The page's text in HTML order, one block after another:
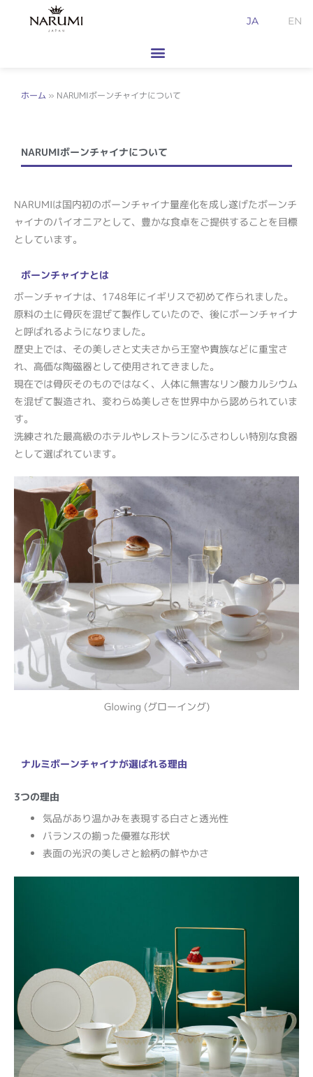
JA EN
ホーム » NARUMIボーンチャイナについて
NARUMIボーンチャイナについて
NARUMIは国内初のボーンチャイナ量産化を成し遂げたボーンチ
ャイナのパイオニアとして、豊かな食卓をご提供することを目標
としています。
ボーンチャイナとは
ボーンチャイナは、1748年にイギリスで初めて作られました。
原料の土に骨灰を混ぜて製作していたので、後にボーンチャイナ
と呼ばれるようになりました。
歴史上では、その美しさと丈夫さから王室や貴族などに重宝さ
れ、高価な陶磁器として使用されてきました。
現在では骨灰そのものではなく、人体に無害なリン酸カルシウム
を混ぜて製造され、変わらぬ美しさを世界中から認められていま
す。
洗練された最高級のホテルやレストランにふさわしい特別な食器
として選ばれています。
Glowing (グローイング)
ナルミボーンチャイナが選ばれる理由
3つの理由
気品があり温かみを表現する白さと透光性
バランスの揃った優雅な形状
表面の光沢の美しさと絵柄の鮮やかさ